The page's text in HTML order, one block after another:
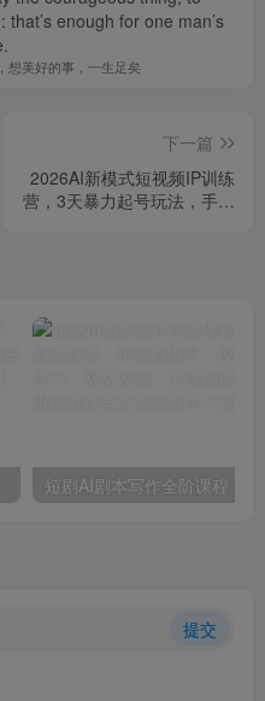
enough for one man’s
想美好的事，一生足矣
下一篇
2026AI新模式短视频IP训练
营，3天暴力起号玩法，手把
提交